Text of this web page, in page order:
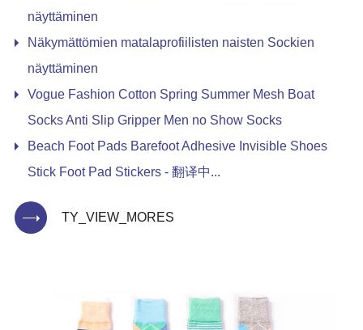
näyttäminen
Näkymättömien matalaprofiilisten naisten Sockien
näyttäminen
Vogue Fashion Cotton Spring Summer Mesh Boat
Socks Anti Slip Gripper Men no Show Socks
Beach Foot Pads Barefoot Adhesive Invisible Shoes
Stick Foot Pad Stickers - 翻译中...
TY_VIEW_MORES